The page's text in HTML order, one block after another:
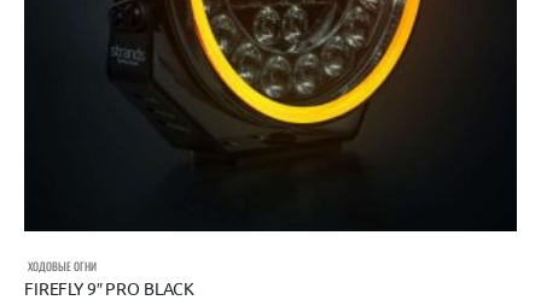
ХОДОВЫЕ ОГНИ
FIREFLY 9″ PRO BLACK